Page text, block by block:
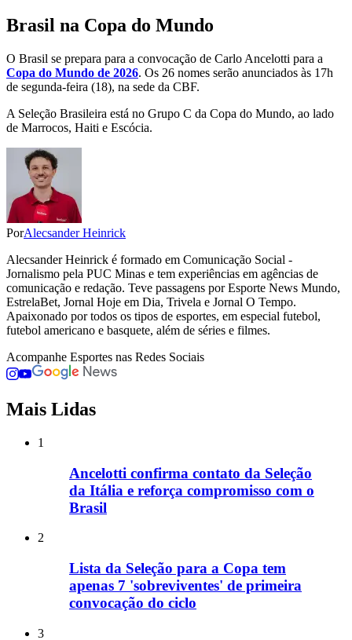
Brasil na Copa do Mundo
O Brasil se prepara para a convocação de Carlo Ancelotti para a
Copa do Mundo de 2026. Os 26 nomes serão anunciados às 17h
de segunda-feira (18), na sede da CBF.
A Seleção Brasileira está no Grupo C da Copa do Mundo, ao lado
de Marrocos, Haiti e Escócia.
PorAlecsander Heinrick
Alecsander Heinrick é formado em Comunicação Social -
Jornalismo pela PUC Minas e tem experiências em agências de
comunicação e redação. Teve passagens por Esporte News Mundo,
EstrelaBet, Jornal Hoje em Dia, Trivela e Jornal O Tempo.
Apaixonado por todos os tipos de esportes, em especial futebol,
futebol americano e basquete, além de séries e filmes.
Acompanhe Esportes nas Redes Sociais
Mais Lidas
1
Ancelotti confirma contato da Seleção
da Itália e reforça compromisso com o
Brasil
2
Lista da Seleção para a Copa tem
apenas 7 'sobreviventes' de primeira
convocação do ciclo
3